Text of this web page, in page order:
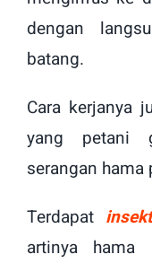
dengan
batang.
Cara kerjanya
yang petani
serangan hama
Terdapat
artinya hama